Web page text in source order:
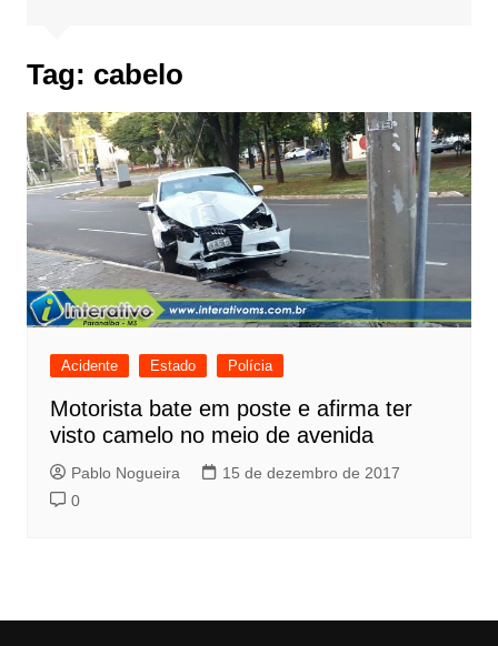
Tag: cabelo
Acidente Estado Polícia
Motorista bate em poste e afirma ter
visto camelo no meio de avenida
Pablo Nogueira
15 de dezembro de 2017
0